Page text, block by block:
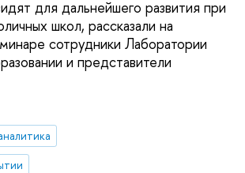
для дальнейшего развития при
школ, рассказали на
сотрудники Лаборатории
и представители